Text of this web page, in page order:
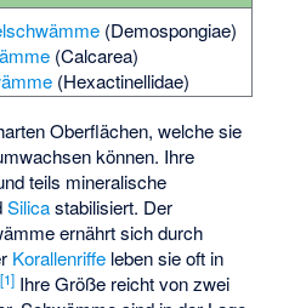
(Demospongiae)
(Calcarea)
(Hexactinellidae)
Oberflächen, welche sie
können. Ihre
teils mineralische
Silicastabilisiert. Der
ernährt sich durch
Korallenriffe leben sie oft in
[1] Ihre Größe reicht von zwei